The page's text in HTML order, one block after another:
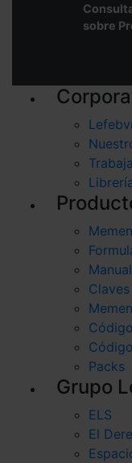
sobre
Packs
Grupo
ELS
El